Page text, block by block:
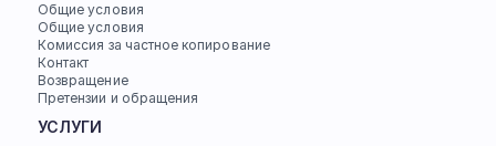
Общие условия
Общие условия
Комиссия за частное копирование
Контакт
Возвращение
Претензии и обращения
УСЛУГИ